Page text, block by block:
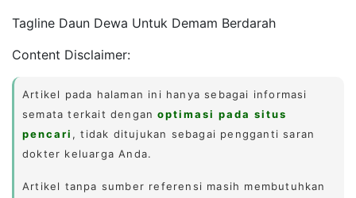
Tagline Daun Dewa Untuk Demam Berdarah
Content Disclaimer:
Artikel pada halaman ini hanya sebagai informasi
semata terkait denganoptimasi pada situs
pencari , tidak ditujukan sebagai pengganti saran
dokter keluarga Anda.
Artikel tanpa sumber referensi masih membutuhkan